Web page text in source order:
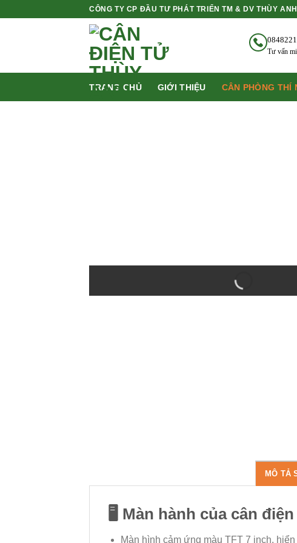
CÔNG TY CP ĐẦU TƯ PHÁT TRIỂN TM & DV THÙY ANH
Tư vấn
TRANG CHỦ GIỚI THIỆU CÂN PHÒNG THÍ
MÔ TẢ
🖥️ Màn hành của cân
Màn hình cảm ứng màu TFT 7 inch,